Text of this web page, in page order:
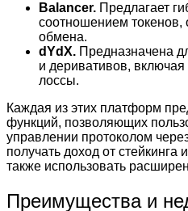
Balancer. Предлагает
соотношением токенов,
обмена.
dYdX. Предназначена
и деривативов,
лоссы.
Каждая из этих платформ
функций, позволяющих
управлении протоколом
получать доход от
также использовать
Преимущества и